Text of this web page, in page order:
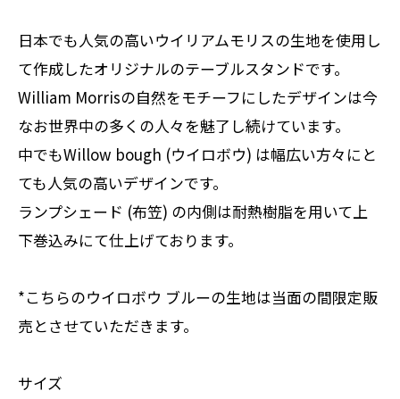
日本でも人気の高いウイリアムモリスの生地を使用し
て作成したオリジナルのテーブルスタンドです。
William Morrisの自然をモチーフにしたデザインは今
なお世界中の多くの人々を魅了し続けています。
中でもWillow bough (ウイロボウ) は幅広い方々にと
ても人気の高いデザインです。
ランプシェード (布笠) の内側は耐熱樹脂を用いて上
下巻込みにて仕上げております。
*こちらのウイロボウ ブルーの生地は当面の間限定販
売とさせていただきます。
サイズ